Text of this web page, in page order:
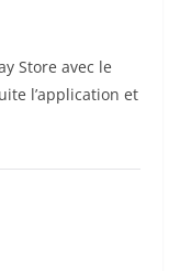
Store avec le
l’application et